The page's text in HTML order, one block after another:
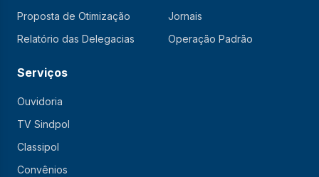
Proposta de Otimização
Relatório das Delegacias
Jornais
Operação Padrão
Serviços
Ouvidoria
TV Sindpol
Classipol
Convênios